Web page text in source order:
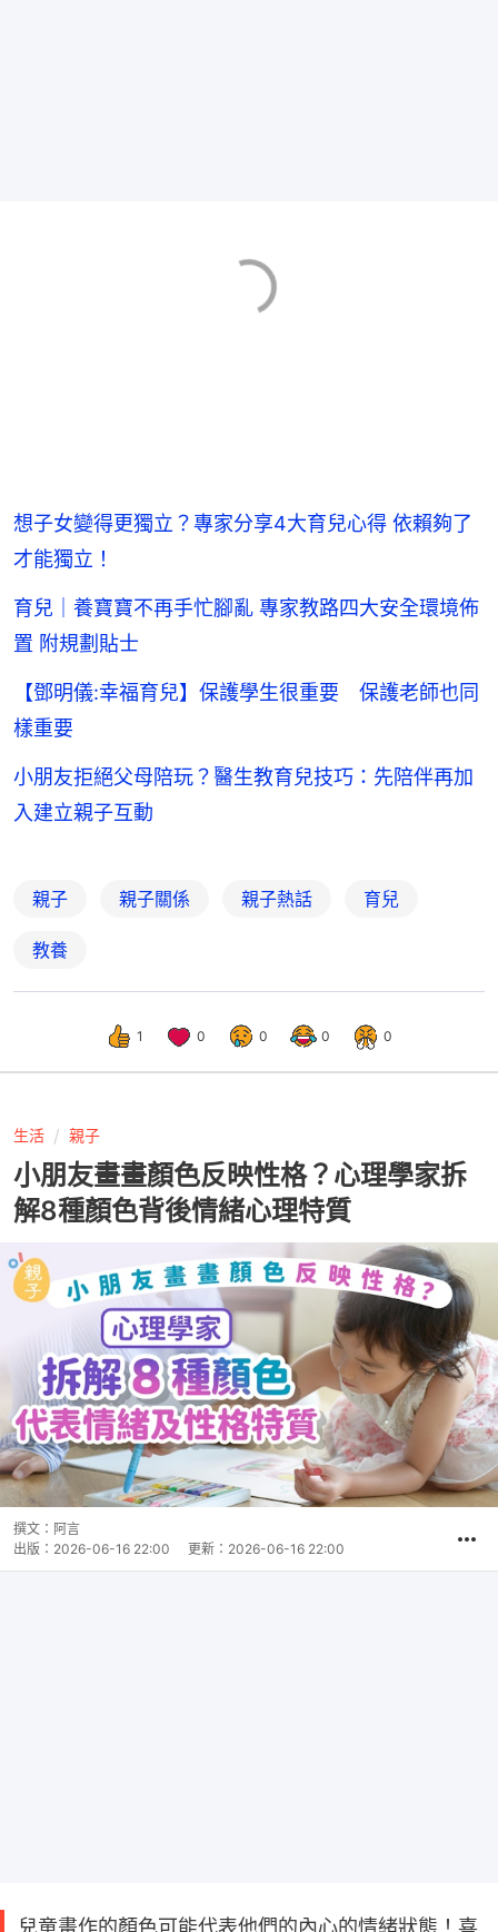
想子女變得更獨立？專家分享4大育兒心得 依賴夠了
才能獨立！
育兒｜養寶寶不再手忙腳亂 專家教路四大安全環境佈
置 附規劃貼士
【鄧明儀:幸福育兒】保護學生很重要 保護老師也同
樣重要
小朋友拒絕父母陪玩？醫生教育兒技巧：先陪伴再加
入建立親子互動
親子 親子關係 親子熱話 育兒
教養
1 0 0 0 0
生活 親子
小朋友畫畫顏色反映性格？心理學家拆
解8種顏色背後情緒心理特質
撰文： 阿言
出版： 2026-06-16 22:00 更新： 2026-06-16 22:00
兒童畫作的顏色可能代表他們的內心的情緒狀態！喜